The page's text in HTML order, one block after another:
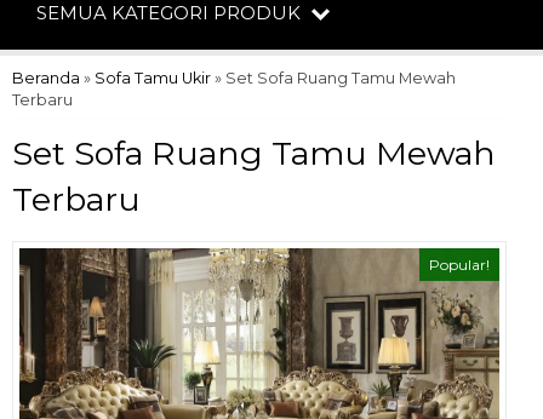
SEMUA KATEGORI PRODUK
Beranda » Sofa Tamu Ukir » Set Sofa Ruang Tamu Mewah
Terbaru
Set Sofa Ruang Tamu Mewah
Terbaru
Popular!